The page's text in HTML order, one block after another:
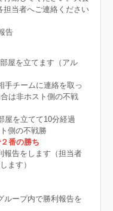
担当者へご連絡ください
告
屋を立てます（アル
チームに連絡を取っ
は非ホスト側の不戦
を立てて10分経過
側の不戦勝
番の勝ち
報告をします（担当者
ます）
ループ内で勝利報告を